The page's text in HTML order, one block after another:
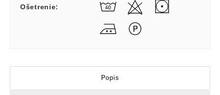
Ošetrenie:
Popis